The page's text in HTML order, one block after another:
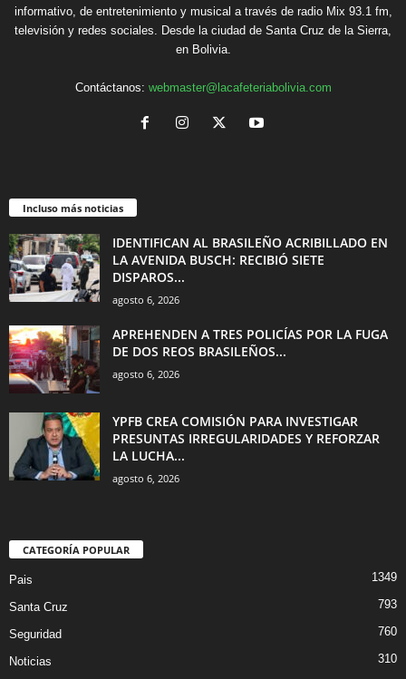
informativo, de entretenimiento y musical a través de radio Mix 93.1 fm,
televisión y redes sociales. Desde la ciudad de Santa Cruz de la Sierra,
en Bolivia.
Contáctanos: webmaster@lacafeteriabolivia.com
Incluso más noticias
IDENTIFICAN AL BRASILEÑO ACRIBILLADO EN
LA AVENIDA BUSCH: RECIBIÓ SIETE
DISPAROS...
agosto 6, 2026
APREHENDEN A TRES POLICÍAS POR LA FUGA
DE DOS REOS BRASILEÑOS...
agosto 6, 2026
YPFB CREA COMISIÓN PARA INVESTIGAR
PRESUNTAS IRREGULARIDADES Y REFORZAR
LA LUCHA...
agosto 6, 2026
CATEGORÍA POPULAR
Pais 1349
Santa Cruz 793
Seguridad 760
Noticias
310